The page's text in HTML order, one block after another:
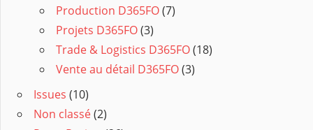
Production D365FO(7)
Projets D365FO(3)
Trade & Logistics D365FO(18)
Vente au détail D365FO(3)
Issues (10)
Non classé(2)